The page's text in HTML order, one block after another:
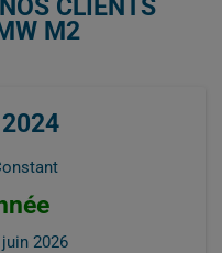
CLIENTS
M2
juin 2026